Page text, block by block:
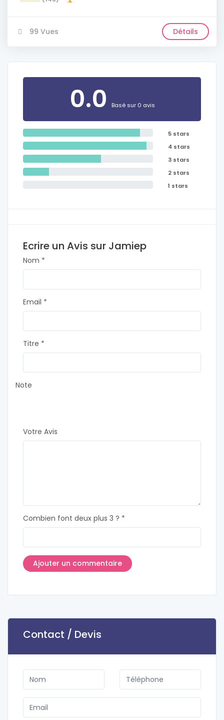
99 Vues Détails
0.0 Basé sur 0 avis
5 stars
4 stars
3 stars
2 stars
1 stars
Ecrire un Avis sur Jamiep
Nom *
Email *
Titre *
Note
Votre Avis
Combien font deux plus 3 ? *
Contact / Devis